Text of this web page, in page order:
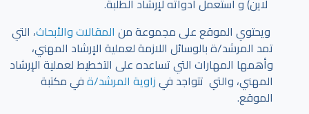
لاين) و استعمل أدواته لإرشاد الطلبة.
ويحتوي الموقع على مجموعة من المقالات والأبحاث، التي
تمد المرشد/ة بالوسائل اللازمة لعملية الإرشاد المهني،
وأهمها المهارات التي تساعده على التخطيط لعملية الإرشاد
المهني، والتي تتواجد فيزاوية المرشد/ةفي مكتبة
الموقع.